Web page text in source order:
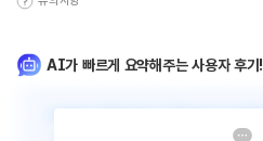
AI가 빠르게 요약해주는 사용자 후기!